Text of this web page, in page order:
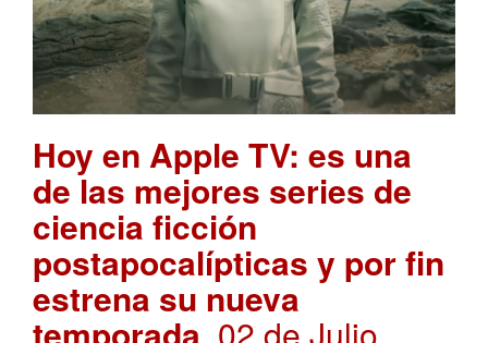
Hoy en Apple TV: es una
de las mejores series de
ciencia ficción
postapocalípticas y por fin
estrena su nueva
temporada. 02 de Julio,